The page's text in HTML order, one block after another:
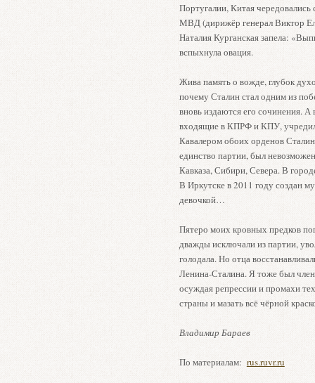
Португалии, Китая
МВД (дирижёр генерал Виктор
Наталия Курганская запела:
вспыхнула овация.
Жива память о вожде, глубок
почему Сталин стал одним из
вновь издаются его сочинения.
входящие в КПРФ и КПУ,
Кавалером обоих орденов
единство партии, был
Кавказа, Сибири, Севера. В
В Иркутске в 2011 году создан
девочкой…
Пятеро моих кровных предков
дважды исключали из партии,
голодала. Но отца
Ленина-Сталина. Я тоже был
осуждая репрессии и промахи
страны и мазать всё чёрной
Владимир Бараев
По материалам: rus.ruvr.ru